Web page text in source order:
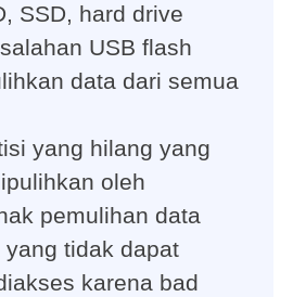
SSD, hard drive
USB flash
data dari semua
yang hilang yang
oleh
pemulihan data
tidak dapat
karena bad